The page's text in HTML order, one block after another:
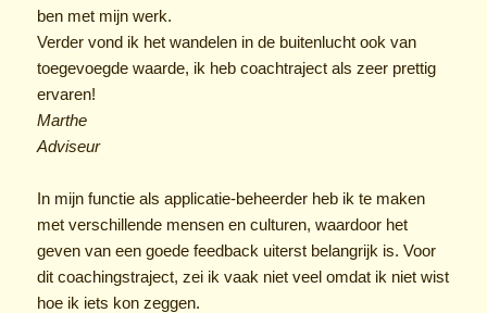
ben met mijn werk.
Verder vond ik het wandelen in de buitenlucht ook van
toegevoegde waarde, ik heb coachtraject als zeer prettig
ervaren!
Marthe
Adviseur
In mijn functie als applicatie-beheerder heb ik te maken
met verschillende mensen en culturen, waardoor het
geven van een goede feedback uiterst belangrijk is. Voor
dit coachingstraject, zei ik vaak niet veel omdat ik niet wist
hoe ik iets kon zeggen.